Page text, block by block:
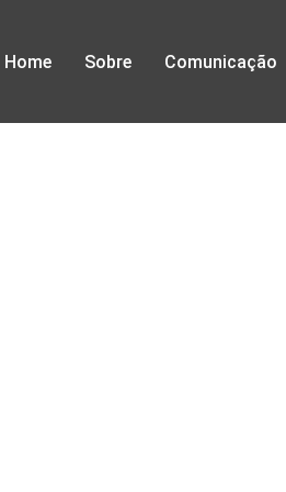
Home Sobre Comunicação